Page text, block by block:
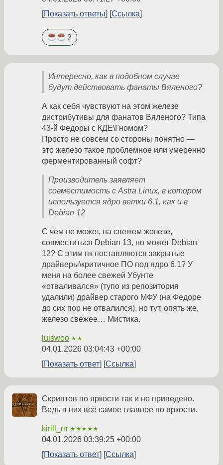
Показать ответы
Ссылка
2
Интересно, как в подобном случае
будут действовать фанаты Вяленого?
А как себя чувствуют на этом железе
дистрибутивы для фанатов Вяленого? Типа
43-й Федоры с КДЕ\Гномом?
Просто не совсем со стороны понятно —
это железо такое проблемное или умеренно
ферментированный софт?
Производитель заявляет
совместимость с Astra Linux, в котором
используется ядро ветки 6.1, как и в
Debian 12
С чем не может, на свежем железе,
совместиться Debian 13, но может Debian
12? С этим пк поставляются закрытые
драйверы\критичное ПО под ядро 6.1? У
меня на более свежей Убунте
«отваливался» (тупо из репозитория
удалили) драйвер старого МФУ (на Федоре
до сих пор не отвалился), но тут, опять же,
железо свежее… Мистика.
luiswoo ★★
04.01.2026 03:04:43 +00:00
Показать ответ
Ссылка
Скриптов по яркости так и не приведено.
Ведь в них всё самое главное по яркости.
kirill_rrr ★★★★★
04.01.2026 03:39:25 +00:00
Показать ответ
Ссылка